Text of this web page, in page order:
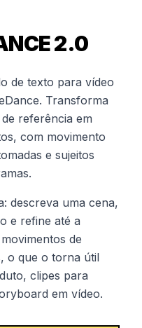
2.0
de texto para vídeo
Transforma
referência em
com movimento
e sujeitos
descreva uma cena,
e refine até a
de
o que o torna útil
clipes para
em vídeo.